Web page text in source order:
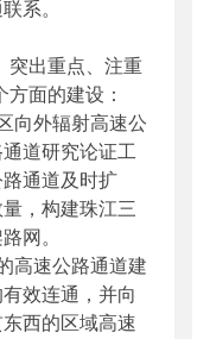
系。
出重点、注重
面的建设：
外辐射高速公
道研究论证工
通道及时扩
，构建珠江三
网。
速公路通道建
效连通，并向
西的区域高速